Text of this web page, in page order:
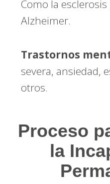
Como la
Alzheimer.
Trastornos
severa, ansiedad,
otros.
Proceso
la